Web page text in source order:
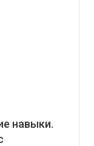
навыки.